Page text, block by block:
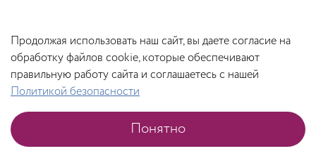
В корзину
Продолжая использовать наш сайт, вы даете согласие на
обработку файлов cookie, которые обеспечивают
правильную работу сайта и соглашаетесь с нашей
Политикой безопасности
Понятно